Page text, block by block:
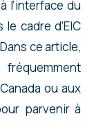
l’interface du
cadre d’EIC
ce article,
ou aux
parvenir à